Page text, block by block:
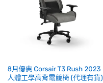
8月優惠 Corsair T3 Rush 2023
人體工學高背電競椅 (代理有貨)